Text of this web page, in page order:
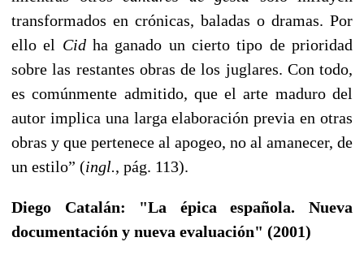
transformados en crónicas, baladas o dramas. Por
ello el Cidha ganado un cierto tipo de prioridad
sobre las restantes obras de los juglares. Con todo,
es comúnmente admitido, que el arte maduro del
autor implica una larga elaboración previa en otras
obras y que pertenece al apogeo, no al amanecer, de
un estilo” (ingl., pág. 113).
Diego Catalán: "La épica española. Nueva
documentación y nueva evaluación" (2001)